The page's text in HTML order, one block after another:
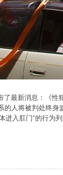
最新消息：《
的人将被判处终
入肛门”的行为列